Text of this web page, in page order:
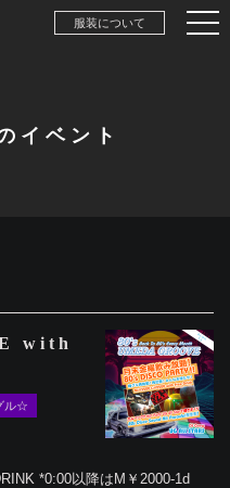
服装について
イベント
with
ル☆
*0:00以降はM￥2000-1d